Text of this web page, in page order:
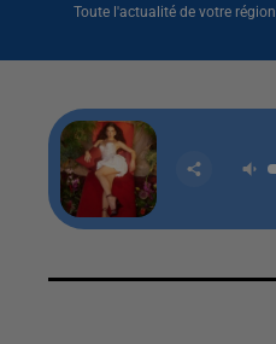
Toute l'actualité de votre région